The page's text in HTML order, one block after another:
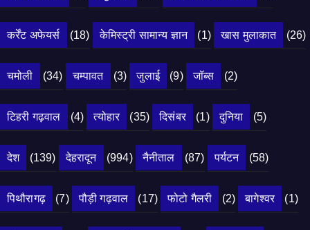
कर्रेंट अफेयर्स (18) केमिस्ट्री सामान्य ज्ञान (1) खास मुलाकात (26)
चमोली (34) चम्पावत (3) जुलाई (9) जॉब्स (2)
टिहरी गढ़वाल (4) त्योहार (35) दिसंबर (1) दुनिया (5)
देश (139) देहरादून (994) नैनीताल (87) पर्यटन (58)
पिथौरागढ़ (7) पौड़ी गढ़वाल (17) फोटो गैलरी (2) बागेश्वर (1)